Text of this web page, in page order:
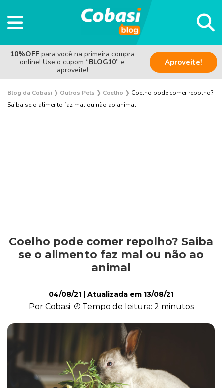
10%OFF para você na primeira compra
online! Use o cupom “BLOG10” e
aproveite!
Aproveite!
Blog da Cobasi ❯ Outros Pets ❯ Coelho ❯ Coelho pode comer repolho?
Saiba se o alimento faz mal ou não ao animal
Exóticos e Silvestres
Répteis
Roedores
Coelho pode comer repolho? Saiba
se o alimento faz mal ou não ao
animal
04/08/21 | Atualizada em 13/08/21
Por Cobasi Tempo de leitura: 2 minutos